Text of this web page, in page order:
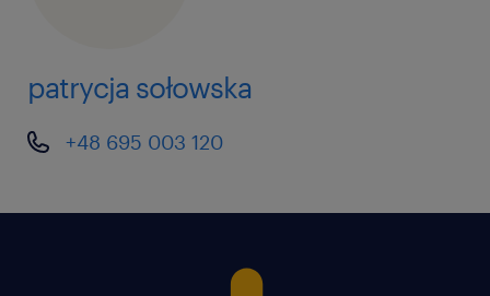
patrycja sołowska
+48 695 003 120